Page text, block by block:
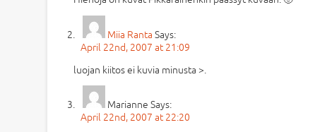
Miia Ranta Says:
April 22nd, 2007 at 21:09
luojan kiitos ei kuvia minusta >.
Marianne Says:
April 22nd, 2007 at 22:20